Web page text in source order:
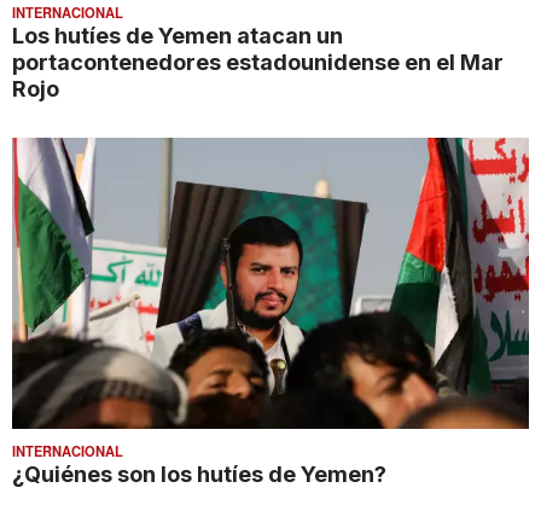
INTERNACIONAL
Los hutíes de Yemen atacan un
portacontenedores estadounidense en el Mar
Rojo
INTERNACIONAL
¿Quiénes son los hutíes de Yemen?